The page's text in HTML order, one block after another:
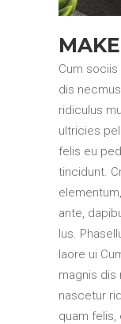
Cum
dis
ridiculus
ultricies
felis eu
tincidunt.
ante,
lus.
laore ui
magnis dis
nascetur
quam felis,